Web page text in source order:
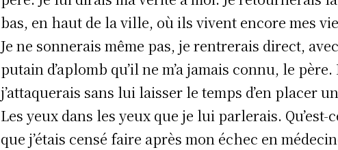
bas, en haut de la ville, où ils vivent encore mes
Je ne sonnerais même pas, je rentrerais direct,
putain d’aplomb qu’il ne m’a jamais connu, le père.
j’attaquerais sans lui laisser le temps d’en placer
Les yeux dans les yeux que je lui parlerais. Qu’est-
que j’étais censé faire après mon échec en